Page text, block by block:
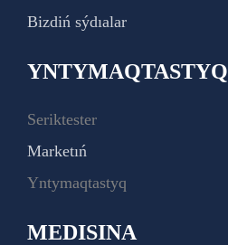
Bizdiń sýdıalar
YNTYMAQTASTYQ
Seriktester
Marketıń
Yntymaqtastyq
MEDISINA